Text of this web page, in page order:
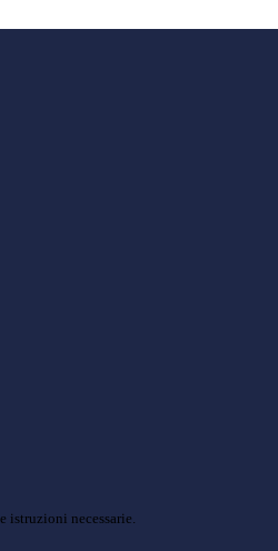
istruzioni necessarie.